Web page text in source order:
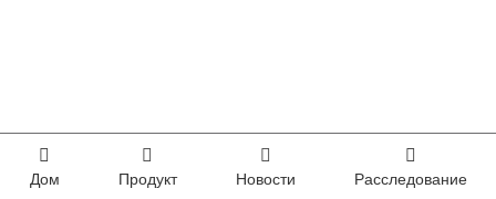
Дом Продукт Новости Расследование